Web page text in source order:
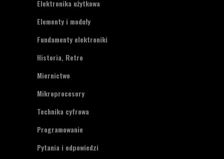
Elektronika użytkowa
Elementy i moduły
Fundamenty elektroniki
Historia, Retro
Miernictwo
Mikroprocesory
Technika cyfrowa
Programowanie
Pytania i odpowiedzi